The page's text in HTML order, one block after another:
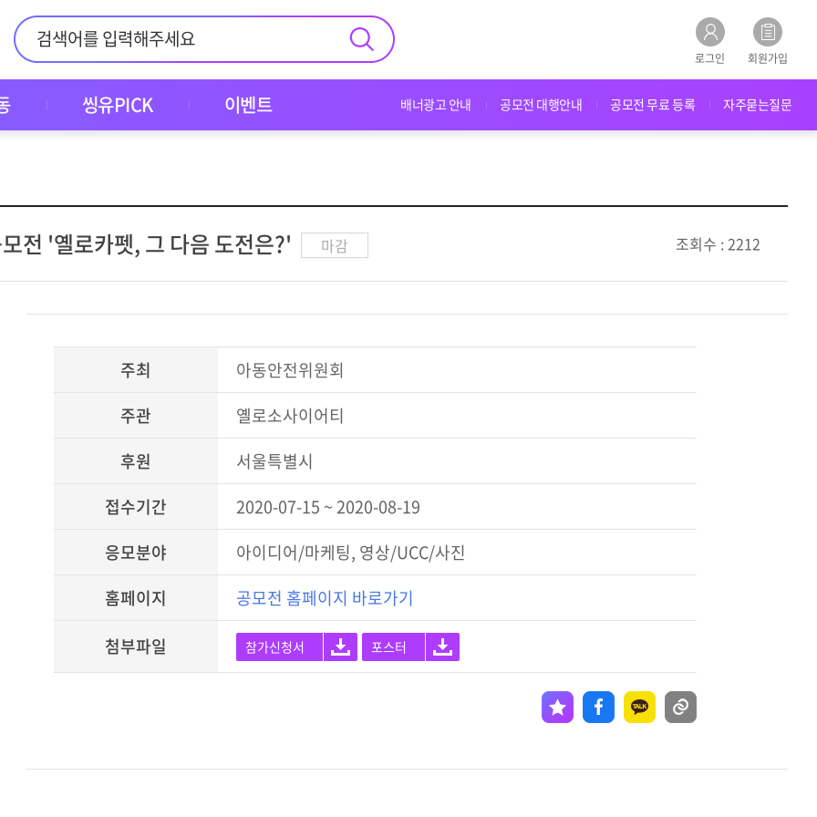
로그인 회원가입
씽유PICK 이벤트 배너광고 안내 공모전 대행안내 공모전 무료 등록 자주묻는질문
전 '옐로카펫, 그 다음 도전은?' 마감 조회수 : 2212
주최
아동안전위원회
주관
옐로소사이어티
후원
서울특별시
접수기간
2020-07-15 ~ 2020-08-19
응모분야
아이디어/마케팅, 영상/UCC/사진
홈페이지
공모전 홈페이지 바로가기
첨부파일
참가신청서 포스터